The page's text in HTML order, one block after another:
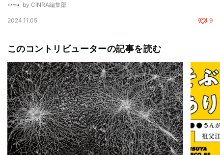
by CINRA編集部
2024.11.05 9
このコントリビューターの記事を読む